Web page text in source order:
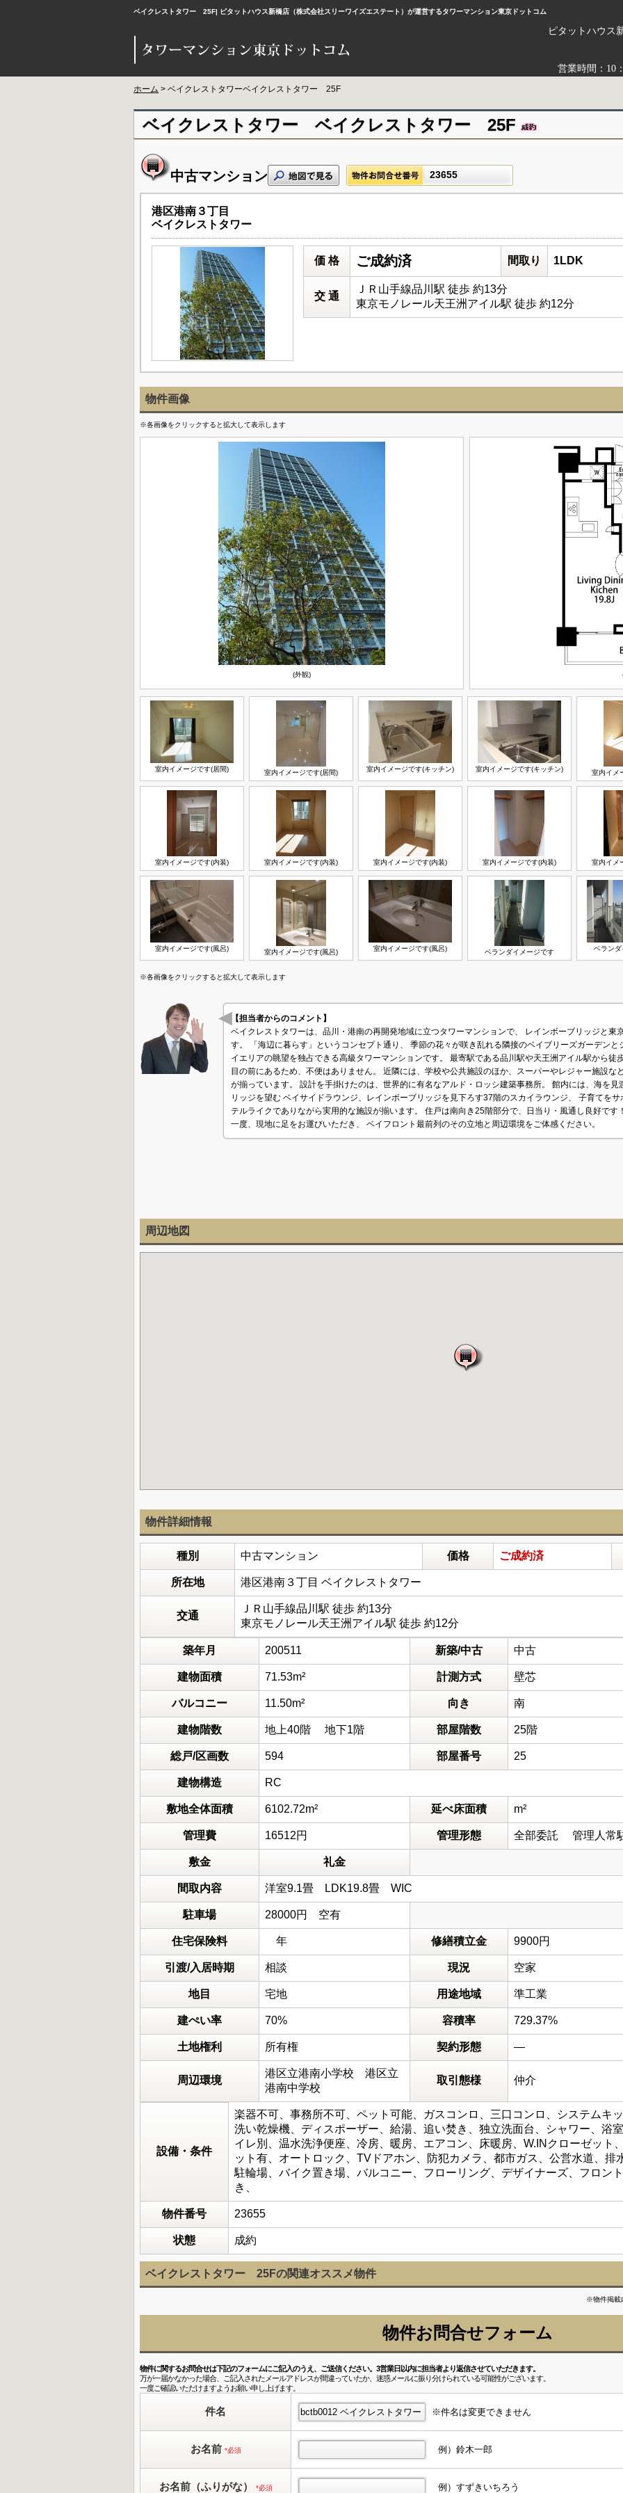
ベイクレストタワー 25F| ピタットハウス新橋店（株式会社スリーワイズエステート）が運営するタワーマンション東京ドットコム
ピタットハウス
営業時間：10
ホーム > ベイクレストタワーベイクレストタワー 25F
ベイクレストタワー ベイクレストタワー 25F
中古マンション 23655
港区港南３丁目
ベイクレストタワー
価 格 ご成約済 間取り 1LDK
交 通
ＪＲ山手線品川駅 徒歩 約13分
東京モノレール天王洲アイル駅 徒歩 約12分
物件画像
※各画像をクリックすると拡大して表示します
(外観)
室内イメージです(居間) 室内イメージです(居間) 室内イメージです(キッチン) 室内イメージです(キッチン) 室内イメ
室内イメージです(内装) 室内イメージです(内装) 室内イメージです(内装) 室内イメージです(内装) 室内イメ
室内イメージです(風呂) 室内イメージです(風呂) 室内イメージです(風呂) ベランダイメージです ベラン
※各画像をクリックすると拡大して表示します
【担当者からのコメント】
ベイクレストタワーは、品川・港南の再開発地域に立つタワーマンションで、 レインボーブリッジと東
す。 「海辺に暮らす」というコンセプト通り、 季節の花々が咲き乱れる隣接のベイブリーズガーデン
イエリアの眺望を独占できる高級タワーマンションです。 最寄駅である品川駅や天王洲アイル駅から徒
目の前にあるため、不便はありません。 近隣には、学校や公共施設のほか、スーパーやレジャー施設な
が揃っています。 設計を手掛けたのは、世界的に有名なアルド・ロッシ建築事務所。 館内には、海を
リッジを望む ベイサイドラウンジ、レインボーブリッジを見下ろす37階のスカイラウンジ、 子育てを
テルライクでありながら実用的な施設が揃います。 住戸は南向き25階部分で、日当り・風通し良好です
一度、現地に足をお運びいただき、 ベイフロント最前列のその立地と周辺環境をご体感ください。
周辺地図
物件詳細情報
種別 中古マンション 価格 ご成約済
所在地 港区港南３丁目 ベイクレストタワー
交通
ＪＲ山手線品川駅 徒歩 約13分
東京モノレール天王洲アイル駅 徒歩 約12分
築年月 200511 新築/中古 中古
建物面積 71.53m² 計測方式 壁芯
バルコニー 11.50m² 向き 南
建物階数 地上40階 地下1階 部屋階数 25階
総戸/区画数 594 部屋番号 25
建物構造 RC
敷地全体面積 6102.72m² 延べ床面積 m²
管理費 16512円 管理形態 全部委託 管理人常
敷金 礼金
間取内容 洋室9.1畳 LDK19.8畳 WIC
駐車場 28000円 空有
住宅保険料 年 修繕積立金 9900円
引渡/入居時期 相談 現況 空家
地目 宅地 用途地域 準工業
建ぺい率 70% 容積率 729.37%
土地権利 所有権 契約形態 ―
周辺環境
港区立港南小学校 港区立
港南中学校
取引態様 仲介
設備・条件
楽器不可、事務所不可、ペット可能、ガスコンロ、三口コンロ、システムキ
洗い乾燥機、ディスポーザー、給湯、追い焚き、独立洗面台、シャワー、浴
イレ別、温水洗浄便座、冷房、暖房、エアコン、床暖房、W.INクローゼット
ット有、オートロック、TVドアホン、防犯カメラ、都市ガス、公営水道、排
駐輪場、バイク置き場、バルコニー、フローリング、デザイナーズ、フロン
き、
物件番号 23655
状態 成約
ベイクレストタワー 25Fの関連オススメ物件
※物件掲載
物件お問合せフォーム
物件に関するお問合せは下記のフォームにご記入のうえ、ご送信ください。3営業日以内に担当者より返信させていただきます。
万が一届かなかった場合、ご記入されたメールアドレスが間違っていたか、迷惑メールに振り分けられている可能性がございます。
一度ご確認いただけますようお願い申し上げます。
件名 ※件名は変更できません
お名前 *必須 例）鈴木一郎
お名前（ふりがな） *必須 例）すずきいちろう